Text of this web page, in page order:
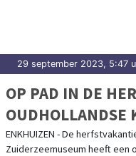
29 september 2023, 5:47
OP PAD IN DE
OUDHOLLANDSE
ENKHUIZEN - De
Zuiderzeemuseum heeft een